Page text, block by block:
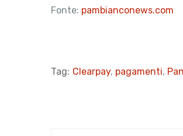
Fonte: pambianconews.com
Tag: Clearpay, pagamenti,